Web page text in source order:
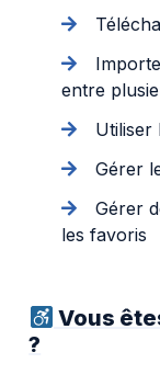
entre
Utiliser
Gérer
Gérer
les favoris
Vous
?